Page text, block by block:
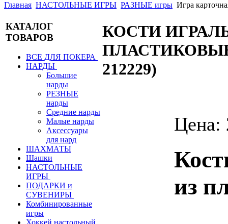
Главная НАСТОЛЬНЫЕ ИГРЫ РАЗНЫЕ игры Игра
КАТАЛОГ
ТОВАРОВ
ВСЕ ДЛЯ ПОКЕРА
НАРДЫ
Большие
нарды
РЕЗНЫЕ
нарды
Средние нарды
Малые нарды
Аксессуары
для нард
ШАХМАТЫ
Шашки
НАСТОЛЬНЫЕ
ИГРЫ
ПОДАРКИ и
СУВЕНИРЫ
Комбинированные
игры
КОСТИ
ПЛАСТИКОВЫЕ
212229)
Цена:
из